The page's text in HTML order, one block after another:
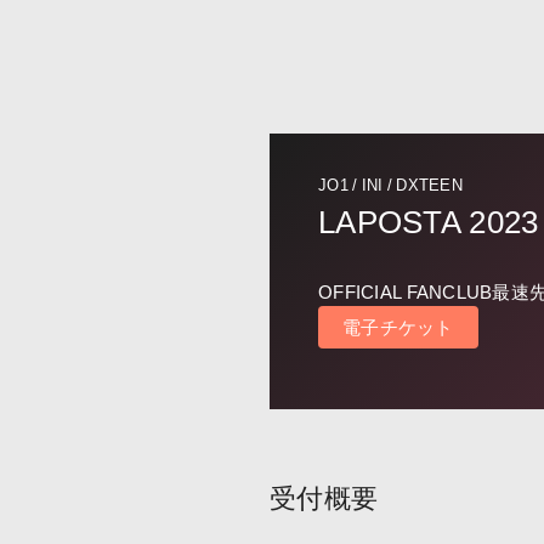
JO1 / INI / DXTEEN
LAPOSTA 2023
OFFICIAL FANCLUB最速
電子チケット
受付概要